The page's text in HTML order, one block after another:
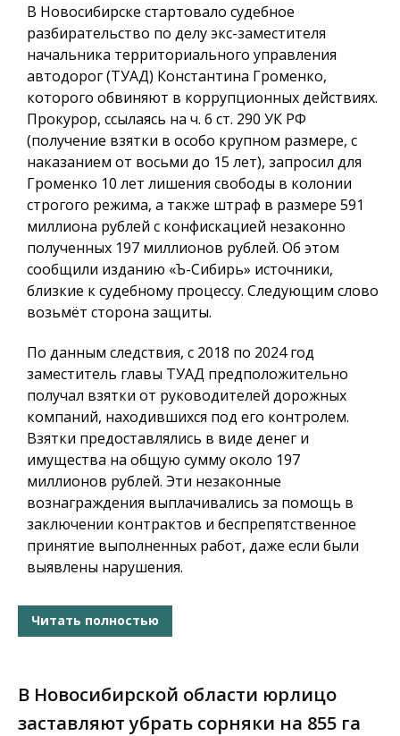
В Новосибирске стартовало судебное
разбирательство по делу экс-заместителя
начальника территориального управления
автодорог (ТУАД) Константина Громенко,
которого обвиняют в коррупционных действиях.
Прокурор, ссылаясь на ч. 6 ст. 290 УК РФ
(получение взятки в особо крупном размере, с
наказанием от восьми до 15 лет), запросил для
Громенко 10 лет лишения свободы в колонии
строгого режима, а также штраф в размере 591
миллиона рублей с конфискацией незаконно
полученных 197 миллионов рублей. Об этом
сообщили изданию «Ъ-Сибирь» источники,
близкие к судебному процессу. Следующим слово
возьмёт сторона защиты.
По данным следствия, с 2018 по 2024 год
заместитель главы ТУАД предположительно
получал взятки от руководителей дорожных
компаний, находившихся под его контролем.
Взятки предоставлялись в виде денег и
имущества на общую сумму около 197
миллионов рублей. Эти незаконные
вознаграждения выплачивались за помощь в
заключении контрактов и беспрепятственное
принятие выполненных работ, даже если были
выявлены нарушения.
Читать полностью
В Новосибирской области юрлицо
заставляют убрать сорняки на 855 га